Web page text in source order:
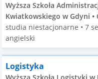
Wyższa Szkoła
Kwiatkowskiego w Gdyni •
studia niestacjonarne • 7
angielski
Logistyka